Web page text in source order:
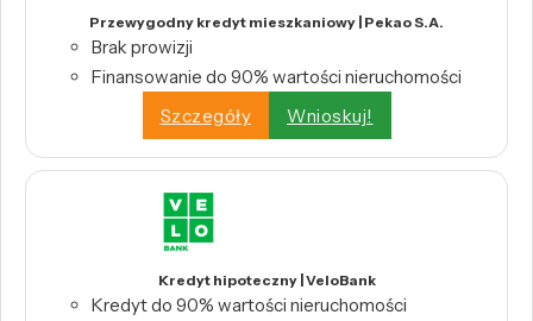
Przewygodny kredyt mieszkaniowy | Pekao S.A.
Brak prowizji
Finansowanie do 90% wartości nieruchomości
Szczegóły
Wnioskuj!
Kredyt hipoteczny | VeloBank
Kredyt do 90% wartości nieruchomości